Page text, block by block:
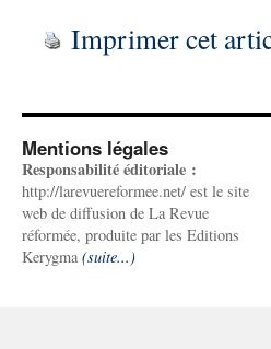
Imprimer cet
Mentions légales
Responsabilité éditoriale :
http://larevuereformee.net/ est le site
web de diffusion de La Revue
réformée, produite par les Editions
Kerygma (suite...)